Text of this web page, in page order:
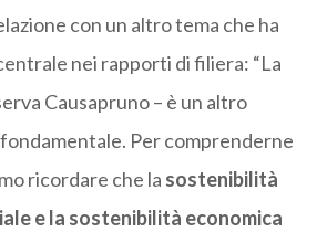
con un altro tema che ha
nei rapporti di filiera: “La
Causapruno – è un altro
Per comprenderne
ricordare che la sostenibilità
e la sostenibilità economica